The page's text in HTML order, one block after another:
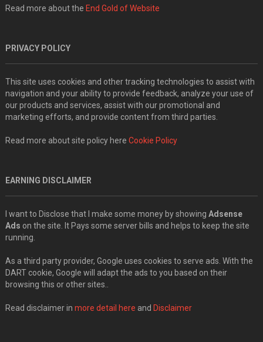
Read more about the End Gold of Website
PRIVACY POLICY
This site uses cookies and other tracking technologies to assist with
navigation and your ability to provide feedback, analyze your use of
our products and services, assist with our promotional and
marketing efforts, and provide content from third parties.
Read more about site policy here Cookie Policy
EARNING DISCLAIMER
I want to Disclose that I make some money by showing Adsense
Ads on the site. It Pays some server bills and helps to keep the site
running.
As a third party provider, Google uses cookies to serve ads. With the
DART cookie, Google will adapt the ads to you based on their
browsing this or other sites..
Read disclaimer in more detail here and Disclaimer